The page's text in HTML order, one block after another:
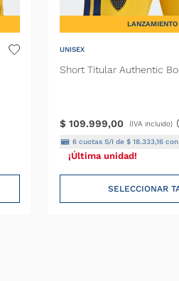
LANZAMIENTO
UNISEX
Short Titular Authentic
$ 109.999,00 (IVA incluido)
6 cuotas S/I de$ 18.333,16 con
¡Última unidad!
SELECCIONAR